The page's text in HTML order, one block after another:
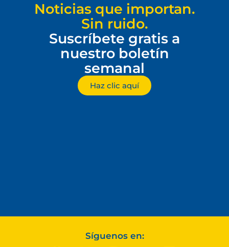
Noticias que importan.
Sin ruido.
Suscríbete gratis a
nuestro boletín
semanal
Haz clic aquí
Síguenos en: